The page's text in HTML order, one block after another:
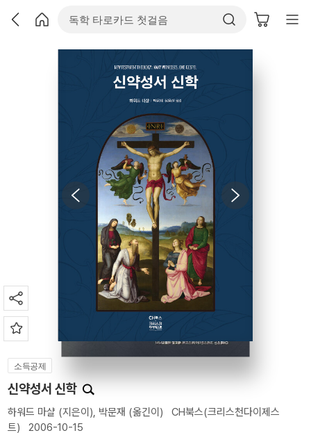
소득공제
신약성서 신학
하워드 마샬 (지은이), 박문재 (옮긴이) CH북스(크리스천다이제스
트) 2006-10-15